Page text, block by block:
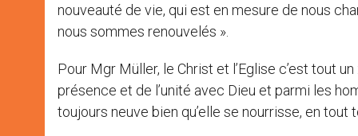
nouveauté de vie, qui est en mesure de nous
nous sommes renouvelés ».
Pour Mgr Müller, le Christ et l’Eglise c’est tout
présence et de l’unité avec Dieu et parmi les
toujours neuve bien qu’elle se nourrisse, en tout